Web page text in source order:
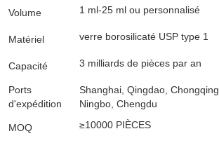
Volume 1 ml-25 ml ou personnalisé
Matériel verre borosilicaté USP type 1
Capacité 3 milliards de pièces par an
Ports
d'expédition
Shanghai, Qingdao, Chongqing,
Ningbo, Chengdu
MOQ ≥10000 PIÈCES